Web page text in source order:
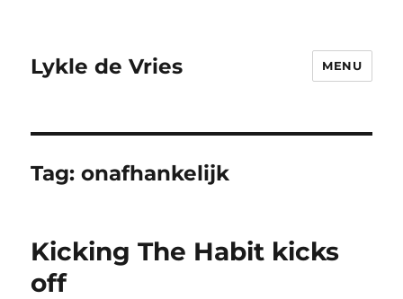
Lykle de Vries MENU
Tag:onafhankelijk
Kicking The Habit kicks
off